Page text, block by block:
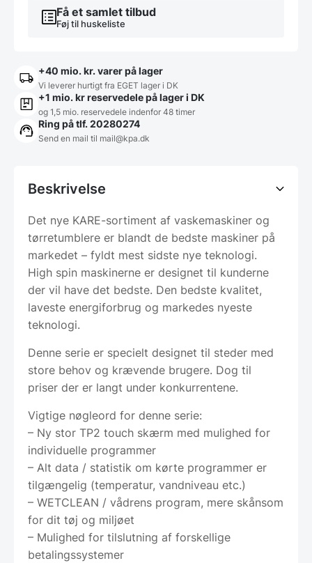
Få et samlet tilbud
Føj til huskeliste
+40 mio. kr. varer på lager
Vi leverer hurtigt fra EGET lager i DK
+1 mio. kr reservedele på lager i DK
og 1,5 mio. reservedele indenfor 48 timer
Ring på tlf. 20280274
Send en mail til mail@kpa.dk
Beskrivelse
Det nye KARE-sortiment af vaskemaskiner og
tørretumblere er blandt de bedste maskiner på
markedet – fyldt mest sidste nye teknologi.
High spin maskinerne er designet til kunderne
der vil have det bedste. Den bedste kvalitet,
laveste energiforbrug og markedes nyeste
teknologi.
Denne serie er specielt designet til steder med
store behov og krævende brugere. Dog til
priser der er langt under konkurrentene.
Vigtige nøgleord for denne serie:
– Ny stor TP2 touch skærm med mulighed for
individuelle programmer
– Alt data / statistik om kørte programmer er
tilgængelig (temperatur, vandniveau etc.)
– WETCLEAN / vådrens program, mere skånsom
for dit tøj og miljøet
– Mulighed for tilslutning af forskellige
betalingssystemer